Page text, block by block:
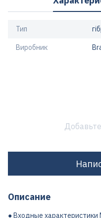
Тип
Виробник
Описание
● Входные характеристики